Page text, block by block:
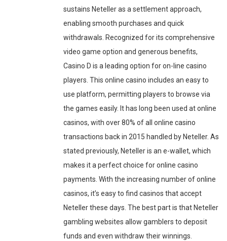
sustains Neteller as a settlement approach,
enabling smooth purchases and quick
withdrawals. Recognized for its comprehensive
video game option and generous benefits,
Casino D is a leading option for on-line casino
players. This online casino includes an easy to
use platform, permitting players to browse via
the games easily. It has long been used at online
casinos, with over 80% of all online casino
transactions back in 2015 handled by Neteller. As
stated previously, Neteller is an e-wallet, which
makes it a perfect choice for online casino
payments. With the increasing number of online
casinos, it’s easy to find casinos that accept
Neteller these days. The best part is that Neteller
gambling websites allow gamblers to deposit
funds and even withdraw their winnings.